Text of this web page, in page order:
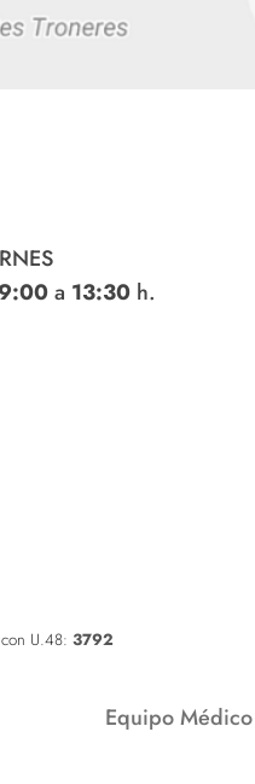
9:00a 13:30 h.
U.48: 3792
Equipo Médico